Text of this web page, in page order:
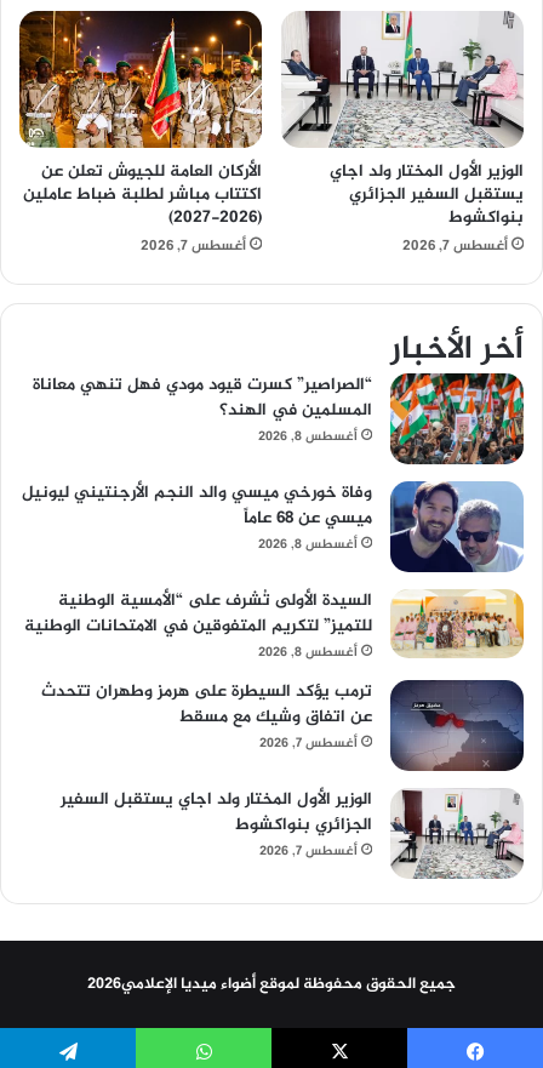
الوزير الأول المختار ولد اجاي
يستقبل السفير الجزائري
بنواكشوط
أغسطس 7, 2026
الأركان العامة للجيوش تعلن عن
اكتتاب مباشر لطلبة ضباط عاملين
(2026-2027)
أغسطس 7, 2026
أخر الأخبار
“الصراصير” كسرت قيود مودي فهل تنهي معاناة
المسلمين في الهند؟
أغسطس 8, 2026
وفاة خورخي ميسي والد النجم الأرجنتيني ليونيل
ميسي عن 68 عاماً
أغسطس 8, 2026
السيدة الأولى تُشرف على “الأمسية الوطنية
للتميز” لتكريم المتفوقين في الامتحانات الوطنية
أغسطس 8, 2026
ترمب يؤكد السيطرة على هرمز وطهران تتحدث
عن اتفاق وشيك مع مسقط
أغسطس 7, 2026
الوزير الأول المختار ولد اجاي يستقبل السفير
الجزائري بنواكشوط
أغسطس 7, 2026
جميع الحقوق محفوظة لموقع أضواء ميديا الإعلامي2026